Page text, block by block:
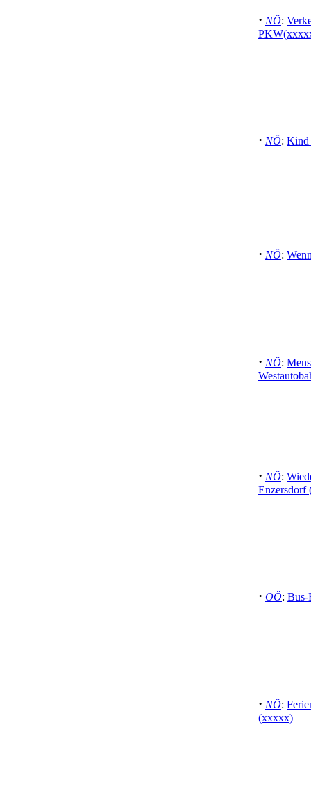
· NÖ:
· NÖ: Kind
· NÖ:
· NÖ:
· NÖ:
Enzersdorf
· OÖ: Bus-
· NÖ:
(xxxxx)